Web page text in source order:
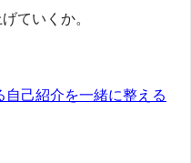
ていくか。
自己紹介を一緒に整える